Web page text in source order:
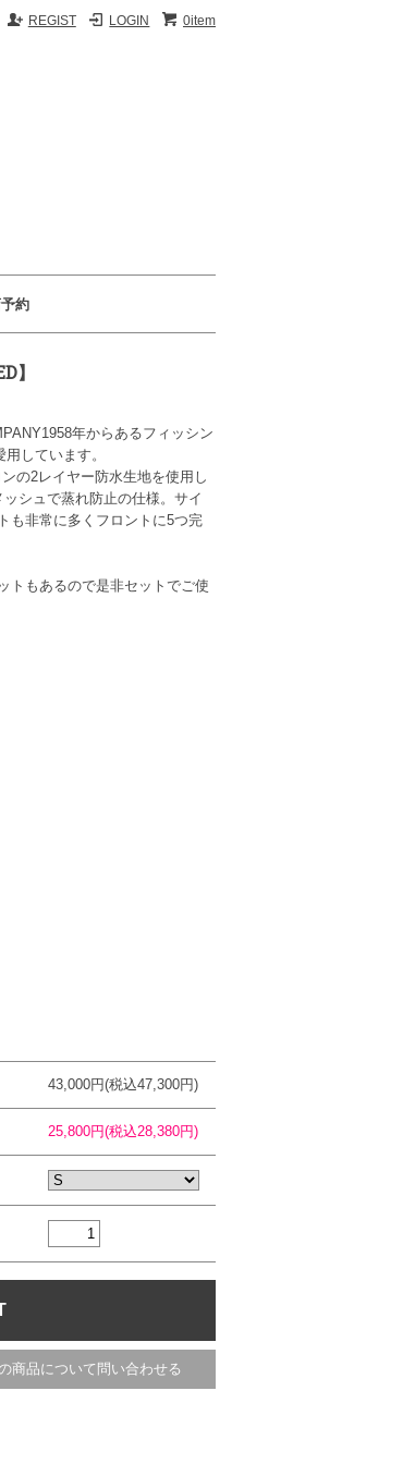
0item
LOGIN
REGIST
約
】
年からあるフィッシン
しています。
の2レイヤー防水生地を使用し
シュで蒸れ防止の仕様。サイ
も非常に多くフロントに5つ完
トもあるので是非セットでご使
43,000円(税込47,300円)
25,800円(税込28,380円)
商品について問い合わせる